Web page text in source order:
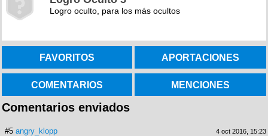
Logro oculto, para los más ocultos
FAVORITOS APORTACIONES
COMENTARIOS MENCIONES
Comentarios enviados
#5 angry_klopp 4 oct 2016, 15:23